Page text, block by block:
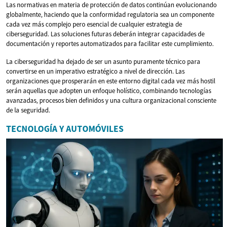
Las normativas en materia de protección de datos continúan evolucionando
globalmente, haciendo que la conformidad regulatoria sea un componente
cada vez más complejo pero esencial de cualquier estrategia de
ciberseguridad. Las soluciones futuras deberán integrar capacidades de
documentación y reportes automatizados para facilitar este cumplimiento.
La ciberseguridad ha dejado de ser un asunto puramente técnico para
convertirse en un imperativo estratégico a nivel de dirección. Las
organizaciones que prosperarán en este entorno digital cada vez más hostil
serán aquellas que adopten un enfoque holístico, combinando tecnologías
avanzadas, procesos bien definidos y una cultura organizacional consciente
de la seguridad.
TECNOLOGÍA Y AUTOMÓVILES